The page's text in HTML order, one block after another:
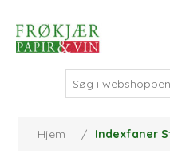
Hjem / Indexfaner